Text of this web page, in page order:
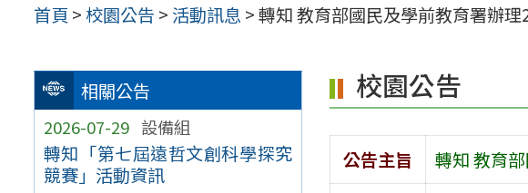
首頁 >校園公告 > 活動訊息 >轉知 教育部國民及學前教育署辦
相關公告
2026-07-29 設備組
轉知「第七屆遠哲文創科學探究
競賽」活動資訊
校園公告
公告主旨
轉知 教育